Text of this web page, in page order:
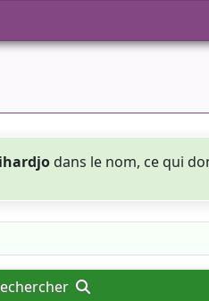
dans le nom, ce qui